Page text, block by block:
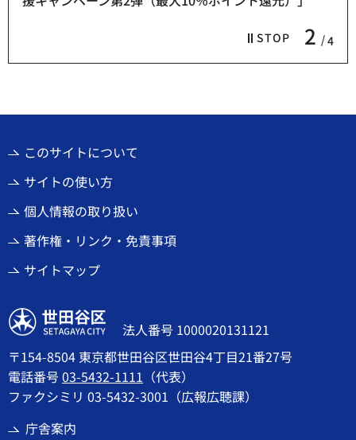
STOP 2 4
このサイトについて
サイトの使い方
個人情報の取り扱い
著作権・リンク・免責事項
サイトマップ
世田谷区
法人番号 1000020131121
〒154-8504 東京都世田谷区世田谷4丁目21番27号
電話番号03-5432-1111 （代表）
ファクシミリ 03-5432-3001（広報広聴課）
庁舎案内